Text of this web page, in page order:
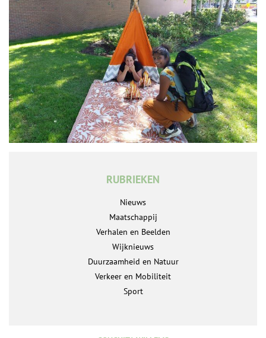
RUBRIEKEN
Nieuws
Maatschappij
Verhalen en Beelden
Wijknieuws
Duurzaamheid en Natuur
Verkeer en Mobiliteit
Sport